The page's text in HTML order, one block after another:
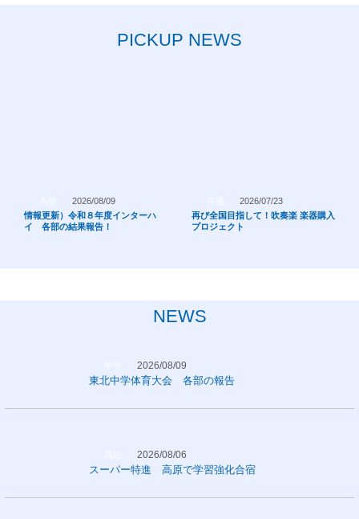
PICKUP NEWS
2026/08/09
情報更新）令和８年度インターハ
イ 各部の結果報告！
2026/07/23
再び全国目指して！吹奏楽 楽器購入
プロジェクト
NEWS
2026/08/09
東北中学体育大会 各部の報告
2026/08/06
スーパー特進 高原で学習強化合宿